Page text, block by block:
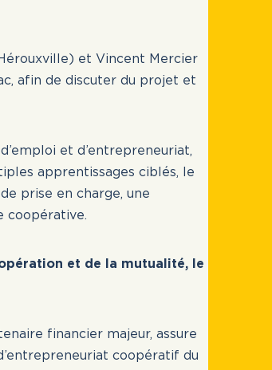
utiles
joindre
et Vincent Mercier
afin de discuter du projet et
et d’entrepreneuriat,
apprentissages ciblés, le
prise en charge, une
coopérative.
et de la mutualité, le
financier majeur, assure
coopératif du